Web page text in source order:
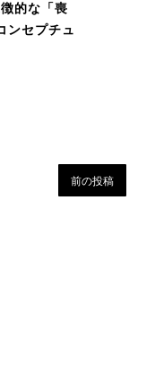
的な「喪
ンセプチュ
前の投稿